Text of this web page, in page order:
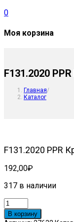
0
Моя корзина
F131.2020
Главная/
Каталог
F131.2020 PPR
192,00₽
317 в наличии
Количество
товара
В корзину